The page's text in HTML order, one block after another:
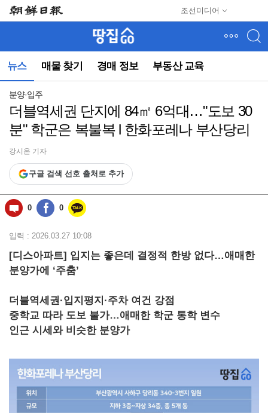
조선미디어
뉴스 매물 찾기 경매 정보 부동산 교육
뉴
(컨
동)
분양·입주
더블역세권 단지에 84㎡ 6억대…"도보 30
분" 학군은 복불복 l 한화포레나 부산당리
강시온 기자
구글 검색 선호 출처로 추가
0 0
입력 : 2026.03.27 10:08
[디스아파트] 입지는 좋은데 결정적 한방 없다…애매한
분양가에 ‘주춤’
더블역세권·입지평지·주차 여건 강점
중학교 따라 도보 불가…애매한 학군 통학 변수
인근 시세와 비슷한 분양가